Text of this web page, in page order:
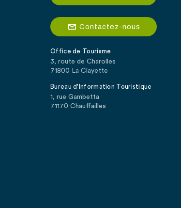
Contactez-nous
Office de Tourisme
3, route de Charolles
71800 La Clayette
Bureau d'Information Touristique
1, rue Gambetta
71170 Chauffailles